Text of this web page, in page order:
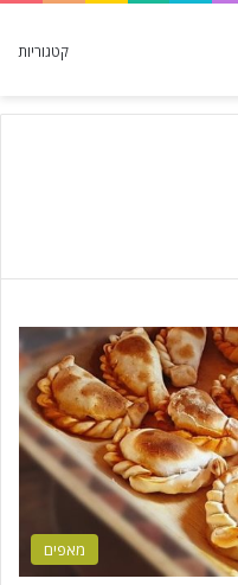
קטגוריות
מאפים